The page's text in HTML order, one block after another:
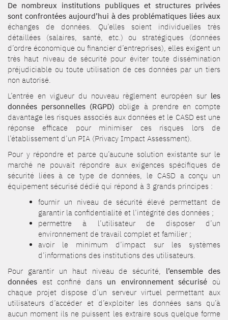
De nombreux institutions publiques et structures privées
sont confrontées aujourd’hui à des problématiques liées aux
échanges de données. Qu’elles soient individuelles très
détaillées (salaires, santé, etc.) ou stratégiques (données
d’ordre économique ou financier d’entreprises), elles exigent un
très haut niveau de sécurité pour éviter toute dissémination
préjudiciable ou toute utilisation de ces données par un tiers
non autorisé.
L’entrée en vigueur du nouveau règlement européen sur les
données personnelles (RGPD) oblige à prendre en compte
davantage les risques associés aux données et le CASD est une
réponse efficace pour minimiser ces risques lors de
l’établissement d’un PIA (Privacy Impact Assessment).
Pour y répondre et parce qu’aucune solution existante sur le
marché ne pouvait répondre aux exigences spécifiques de
sécurité liées à ce type de données, le CASD a conçu un
équipement sécurisé dédié qui répond à 3 grands principes :
fournir un niveau de sécurité élevé permettant de
garantir la confidentialité et l’intégrité des données ;
permettre à l’utilisateur de disposer d’un
environnement de travail complet et familier ;
avoir le minimum d’impact sur les systèmes
d’informations des institutions des utilisateurs.
Pour garantir un haut niveau de sécurité, l’ensemble des
données est confiné dans un environnement sécurisé où
chaque projet dispose d’un serveur virtuel permettant aux
utilisateurs d’accéder et d’exploiter les données sans qu’à
aucun moment ils ne puissent les extraire sous quelque forme